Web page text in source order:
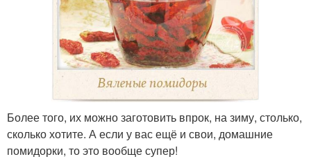
Более того, их можно заготовить впрок, на зиму, столько,
сколько хотите. А если у вас ещё и свои, домашние
помидорки, то это вообще супер!